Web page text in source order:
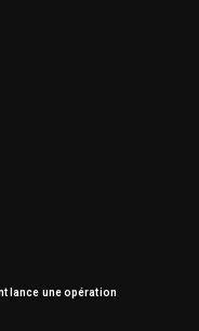
lance une opération